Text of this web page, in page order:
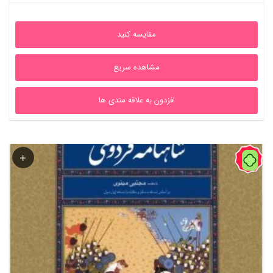
5,100,000ریال
2,100,000ریال
مقایسه کنید
مشاهده سریع
افزدون به علاقه مندی ها
60%